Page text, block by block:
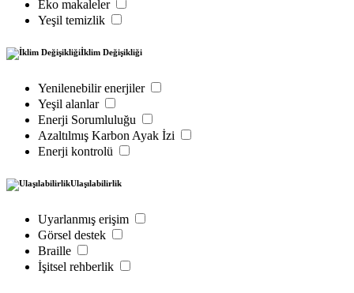
Eko makaleler
Yeşil temizlik
İklim Değişikliği
Yenilenebilir enerjiler
Yeşil alanlar
Enerji Sorumluluğu
Azaltılmış Karbon Ayak İzi
Enerji kontrolü
Ulaşılabilirlik
Uyarlanmış erişim
Görsel destek
Braille
İşitsel rehberlik